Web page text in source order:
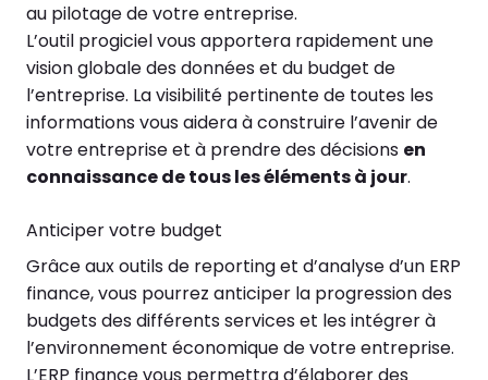
au pilotage de votre entreprise.
L’outil progiciel vous apportera rapidement une
vision globale des données et du budget de
l’entreprise. La visibilité pertinente de toutes les
informations vous aidera à construire l’avenir de
votre entreprise et à prendre des décisions en
connaissance de tous les éléments à jour.
Anticiper votre budget
Grâce aux outils de reporting et d’analyse d’un ERP
finance, vous pourrez anticiper la progression des
budgets des différents services et les intégrer à
l’environnement économique de votre entreprise.